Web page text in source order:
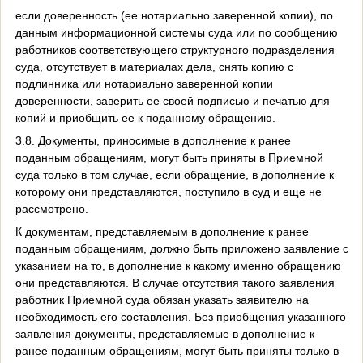
если доверенность (ее нотариально заверенной копии), по
данным информационной системы суда или по сообщению
работников соответствующего структурного подразделения
суда, отсутствует в материалах дела, снять копию с
подлинника или нотариально заверенной копии
доверенности, заверить ее своей подписью и печатью для
копий и приобщить ее к поданному обращению.
3.8. Документы, приносимые в дополнение к ранее
поданным обращениям, могут быть приняты в Приемной
суда только в том случае, если обращение, в дополнение к
которому они представляются, поступило в суд и еще не
рассмотрено.
К документам, представляемым в дополнение к ранее
поданным обращениям, должно быть приложено заявление с
указанием на то, в дополнение к какому именно обращению
они представляются. В случае отсутствия такого заявления
работник Приемной суда обязан указать заявителю на
необходимость его составления. Без приобщения указанного
заявления документы, представляемые в дополнение к
ранее поданным обращениям, могут быть приняты только в